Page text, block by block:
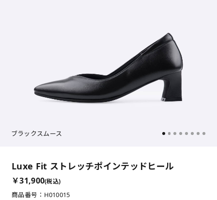
ブラックスムース
Luxe Fit ストレッチポインテッドヒール
￥31,900(税込)
商品番号：H010015